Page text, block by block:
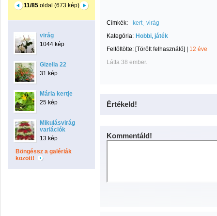
11/85oldal (673 kép)
virág
1044 kép
Gizella 22
31 kép
Mária kertje
25 kép
Mikulásvirág
variációk
13 kép
Böngéssz a galériák
között!
Címkék: kert virág
Kategória: Hobbi, játék
Feltöltötte: [Törölt felhasználó]
12 éve
Látta 38 ember.
Értékeld!
Kommentáld!